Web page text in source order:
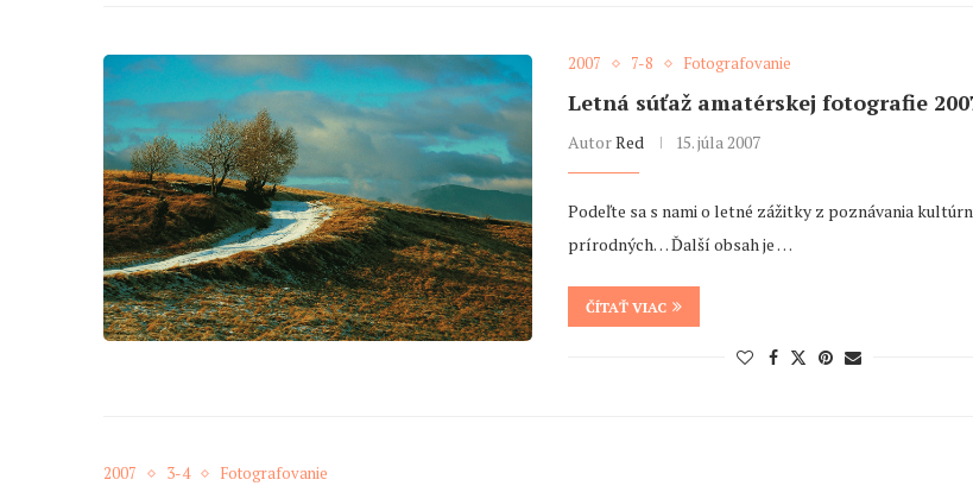
2007 7-8 Fotografovanie
Letná súťaž amatérskej fotografie
AutorRed 15. júla 2007
Podeľte sa s nami o letné zážitky z poznávania
prírodných… Ďalší obsah je …
ČÍTAŤ VIAC
2007 3-4 Fotografovanie